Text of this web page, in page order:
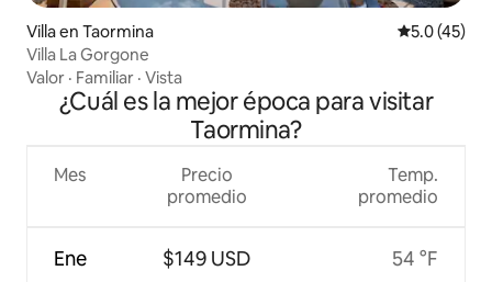
Villa en Taormina Calificación
5.0 (45)
Villa La Gorgone
Valor · Familiar · Vista
¿Cuál es la mejor época para visitar
Taormina?
Mes
Ene
Precio
promedio
$149 USD
Temp.
promedio
54 °F